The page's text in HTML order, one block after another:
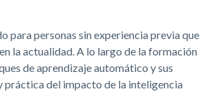
para personas sin experiencia previa que
la actualidad. A lo largo de la formación
de aprendizaje automático y sus
práctica del impacto de la inteligencia